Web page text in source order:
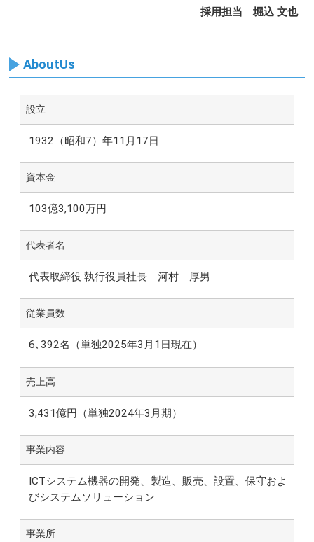
採用担当 堀込 文也
AboutUs
設立
1932（昭和7）年11月17日
資本金
103億3,100万円
代表者名
代表取締役 執行役員社長 河村 厚男
従業員数
6､392名（単独2025年3月1日現在）
売上高
3,431億円（単独2024年3月期）
事業内容
ICTシステム機器の開発、製造、販売、設置、保守およ
びシステムソリューション
事業所